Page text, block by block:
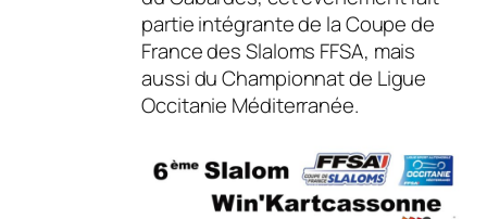
partie intégrante de la Coupe de
France des Slaloms FFSA, mais
aussi du Championnat de Ligue
Occitanie Méditerranée.